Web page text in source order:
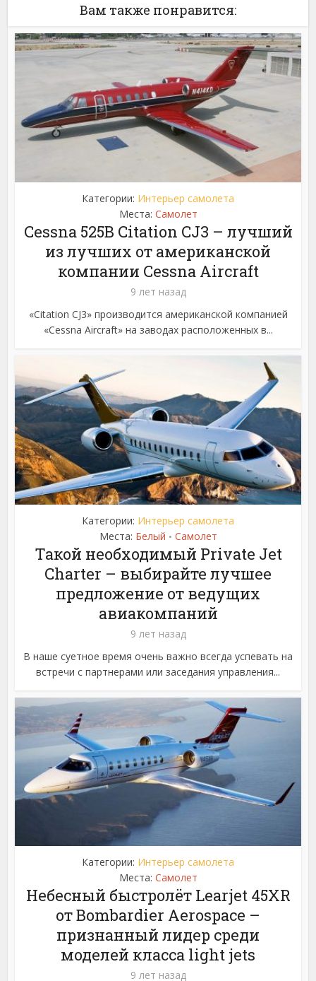
Вам также понравится:
Категории: Интерьер самолета
Места: Самолет
Cessna 525B Citation CJ3 – лучший
из лучших от американской
компании Cessna Aircraft
9 лет назад
«Citation CJ3» производится американской компанией
«Cessna Aircraft» на заводах расположенных в...
Категории: Интерьер самолета
Места: Белый • Самолет
Такой необходимый Private Jet
Charter – выбирайте лучшее
предложение от ведущих
авиакомпаний
9 лет назад
В наше суетное время очень важно всегда успевать на
встречи с партнерами или заседания управления...
Категории: Интерьер самолета
Места: Самолет
Небесный быстролёт Learjet 45XR
от Bombardier Aerospace –
признанный лидер среди
моделей класса light jets
9 лет назад